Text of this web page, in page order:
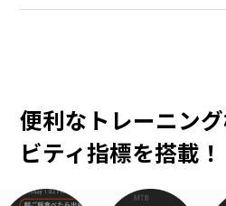
便利なトレーニン
ビティ指標を搭載！